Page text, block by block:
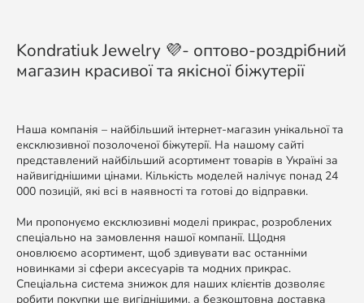
Kondratiuk Jewelry 💜- оптово-роздрібний
магазин красивої та якісної біжутерії
Наша компанія – найбільший інтернет-магазин унікальної та
ексклюзивної позолоченої біжутерії. На нашому сайті
представлений найбільший асортимент товарів в Україні за
найвигіднішими цінами. Кількість моделей налічує понад 24
000 позицій, які всі в наявності та готові до відправки.
Ми пропонуємо ексклюзивні моделі прикрас, розроблених
спеціально на замовлення нашої компанії. Щодня
оновлюємо асортимент, щоб здивувати вас останніми
новинками зі сфери аксесуарів та модних прикрас.
Спеціальна система знижок для наших клієнтів дозволяє
робити покупки ще вигіднішими, а безкоштовна доставка